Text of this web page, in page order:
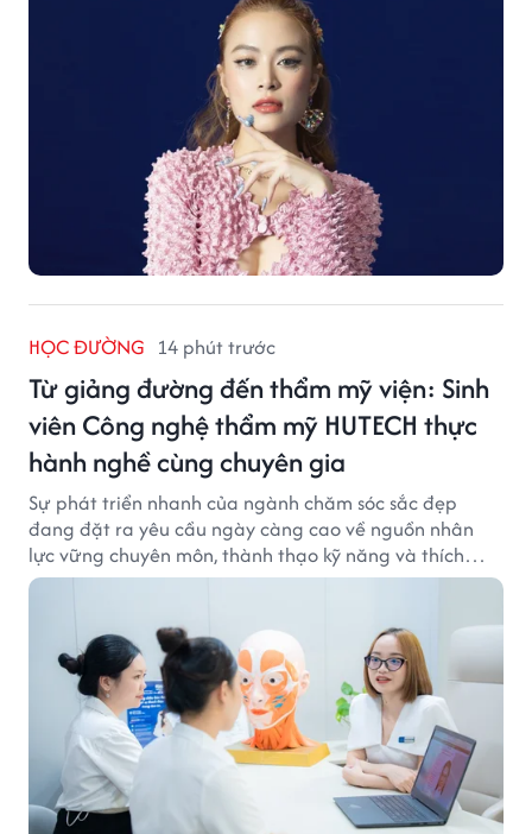
HỌC ĐƯỜNG 14 phút trước
Từ giảng đường đến thẩm mỹ viện: Sinh
viên Công nghệ thẩm mỹ HUTECH thực
hành nghề cùng chuyên gia
Sự phát triển nhanh của ngành chăm sóc sắc đẹp
đang đặt ra yêu cầu ngày càng cao về nguồn nhân
lực vững chuyên môn, thành thạo kỹ năng và thích
ứng với công nghệ hiện đại.